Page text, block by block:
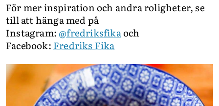
För mer inspiration och andra roligheter, se
till att hänga med på
Instagram: @fredriksfikaoch
Facebook: Fredriks Fika